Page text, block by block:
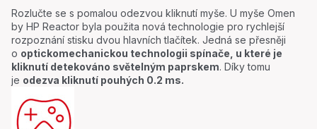
Rozlučte se s pomalou odezvou kliknutí myše. U myše Omen
by HP Reactor byla použita nová technologie pro rychlejší
rozpoznání stisku dvou hlavních tlačítek. Jedná se přesněji
o optickomechanickou technologii spínače, u které je
kliknutí detekováno světelným paprskem. Díky tomu
je odezva kliknutí pouhých 0.2 ms.